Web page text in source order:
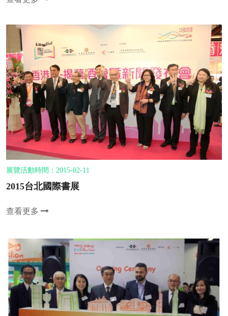
展覽活動時間：2015-02-11
2015台北國際書展
查看更多